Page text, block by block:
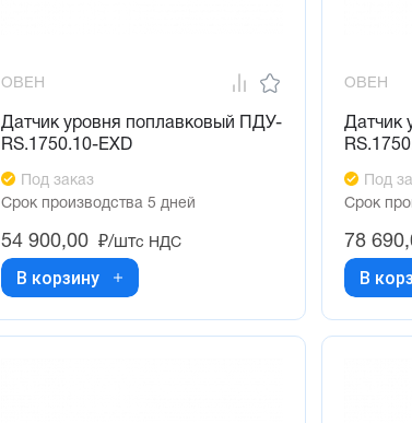
ОВЕН
Датчик уровня поплавковый ПДУ-
RS.1750.10-ЕХD
Под заказ
Срок производства 5 дней
54 900,00 ₽/штс НДС
В корзину
ОВЕН
Датчик
Под
Срок
78
В